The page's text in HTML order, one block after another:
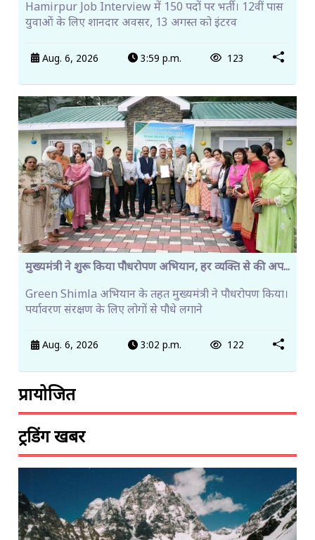
Hamirpur Job Interview में 150 पदों पर भर्ती। 12वीं पास
युवाओं के लिए शानदार अवसर, 13 अगस्त को इंटरव
Aug. 6, 2026 3:59 p.m. 123
मुख्यमंत्री ने शुरू किया पौधरोपण अभियान, हर व्यक्ति से की अप...
Green Shimla अभियान के तहत मुख्यमंत्री ने पौधरोपण किया।
पर्यावरण संरक्षण के लिए लोगों से पौधे लगाने
Aug. 6, 2026 3:02 p.m. 122
प्रायोजित
ट्रेंडिंग खबरें